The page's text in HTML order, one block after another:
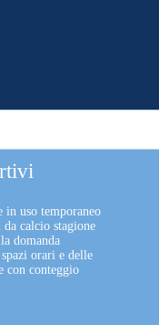
in uso temporaneo
calcio stagione
domanda
orari e delle
con conteggio